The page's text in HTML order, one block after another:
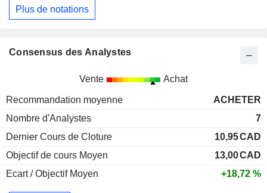
Plus de notations
Consensus des Analystes
Vente Achat
Recommandation moyenne
ACHETER
Nombre d'Analystes
7
Dernier Cours de Cloture
10,95CAD
Objectif de cours Moyen
13,00CAD
Ecart / Objectif Moyen
+18,72 %